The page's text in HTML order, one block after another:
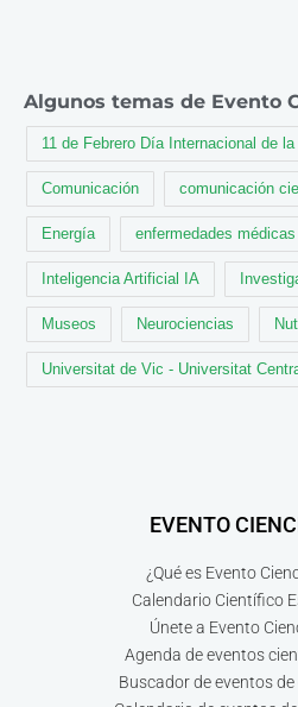
Algunos temas de Evento
11 de Febrero Día Internacional de
Comunicación comunicación
Energía enfermedades médicas
Inteligencia Artificial IA
Museos Neurociencias
Universitat de Vic - Universitat
EVENTO
¿Qué es Evento
Calendario Científico
Únete a Evento
Agenda de eventos
Buscador de eventos de